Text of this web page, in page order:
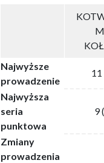
Najwyższe
prowadzenie
Najwyższa
seria
punktowa
9
Zmiany
prowadzenia